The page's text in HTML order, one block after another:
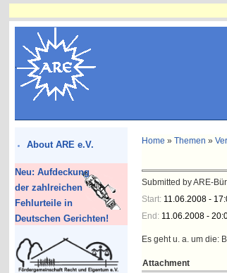
About ARE e.V.
Neu: Aufdeckung
der zahlreichen
Fehlurteile in
Deutschen Gerichten!
Home »Themen »
Submitted by ARE-
Start: 11.06.2008 -
End: 11.06.2008 -
Es geht u. a. um die:
Attachment